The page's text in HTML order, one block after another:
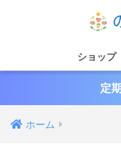
ショップ
定
ホーム